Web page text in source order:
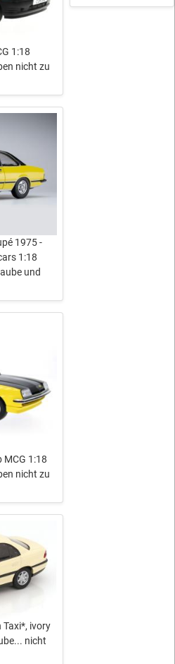
1:18
nicht zu
1975 -
1:18
und
MCG 1:18
nicht zu
Taxi*, ivory
nicht